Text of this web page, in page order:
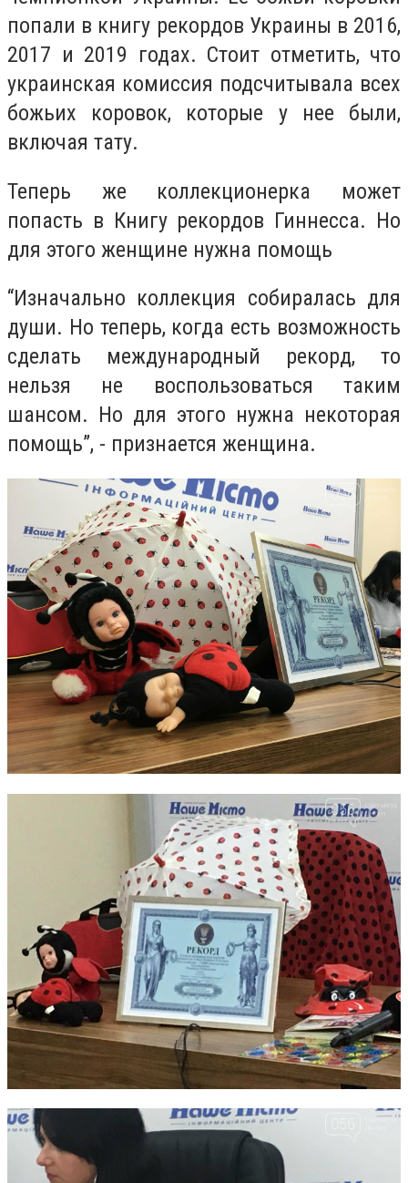
попали в книгу рекордов Украины в 2016,
2017 и 2019 годах. Стоит отметить, что
украинская комиссия подсчитывала всех
божьих коровок, которые у нее были,
включая тату.
Теперь же коллекционерка может
попасть в Книгу рекордов Гиннесса. Но
для этого женщине нужна помощь
“Изначально коллекция собиралась для
души. Но теперь, когда есть возможность
сделать международный рекорд, то
нельзя не воспользоваться таким
шансом. Но для этого нужна некоторая
помощь”, - признается женщина.